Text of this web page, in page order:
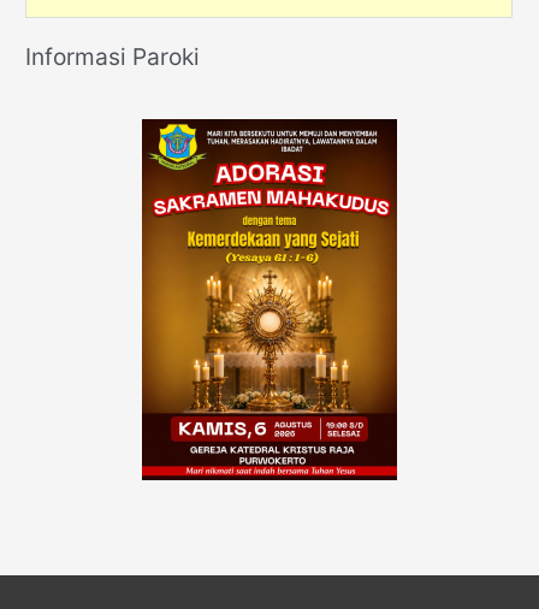
Informasi Paroki